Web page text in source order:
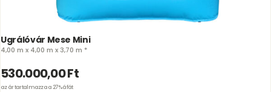
Ugrálóvár Mese Mini
4,00 m x 4,00 m x 3,70 m *
530.000,00Ft
az ár tartalmazza a 27% áfát